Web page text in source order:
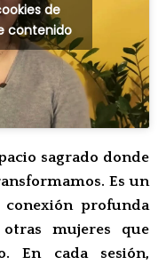
de
contenido
sagrado donde
Es un
profunda
mujeres que
En cada sesión,